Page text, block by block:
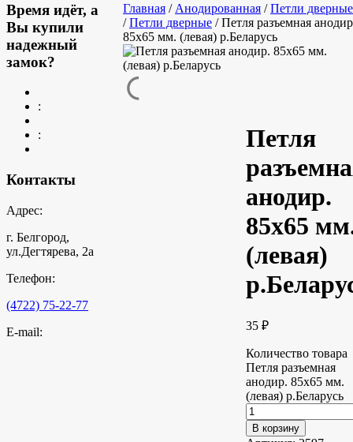
Главная / Анодированная / Петли дверные
/ Петли дверные / Петля разъемная
85х65 мм. (левая) р.Беларусь
Петля
анодир.
85х65
(левая)
35 ₽
Количество товара
Петля разъемная
анодир. 85х65 мм.
(левая) р.Беларусь
В корзину
Время идёт, а
Вы купили
надежный
замок?
:
:
Контакты
Адрес:
г. Белгород,
ул.Дегтярева, 2а
Телефон:
(4722) 75-22-77
E-mail: